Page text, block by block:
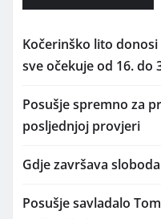
Kočerinško lito
sve očekuje od 16. do
Posušje spremno za
posljednjoj provjeri
Gdje završava
Posušje savladalo